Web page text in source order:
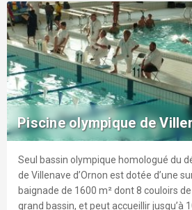
Balade à roulettes : Le
Impraticable
Situé dans un parc de la commune de
l’Eau Bourde, le relais Jacquaire de
Jacques de Compostelle, est composé
siècle, classée monuments historiques
bâtiments sont devenus des lieux de vie
Prieuré est indissociable de celle du
Jacques de Compostelle. Les Balades
sont des promenades courtes,
Piscine olympique de
Seul bassin olympique homologué du
de Villenave d’Ornon est dotée d’une
baignade de 1600 m² dont 8 couloirs
grand bassin, et peut accueillir jusqu’à